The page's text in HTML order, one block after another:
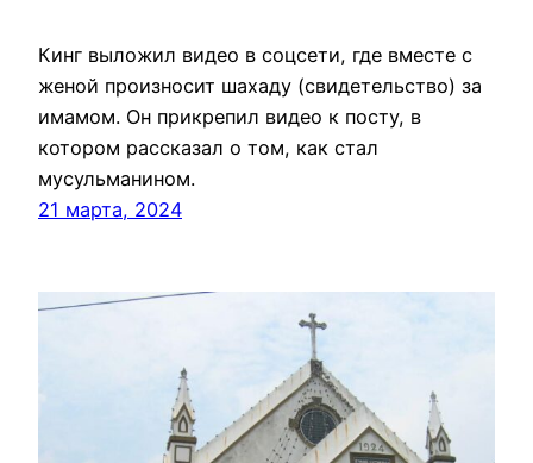
Кинг выложил видео в соцсети, где вместе с
женой произносит шахаду (свидетельство) за
имамом. Он прикрепил видео к посту, в
котором рассказал о том, как стал
мусульманином.
21 марта, 2024